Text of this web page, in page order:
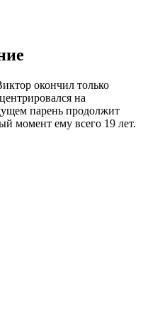
окончил только
на
парень продолжит
момент ему всего 19 лет.